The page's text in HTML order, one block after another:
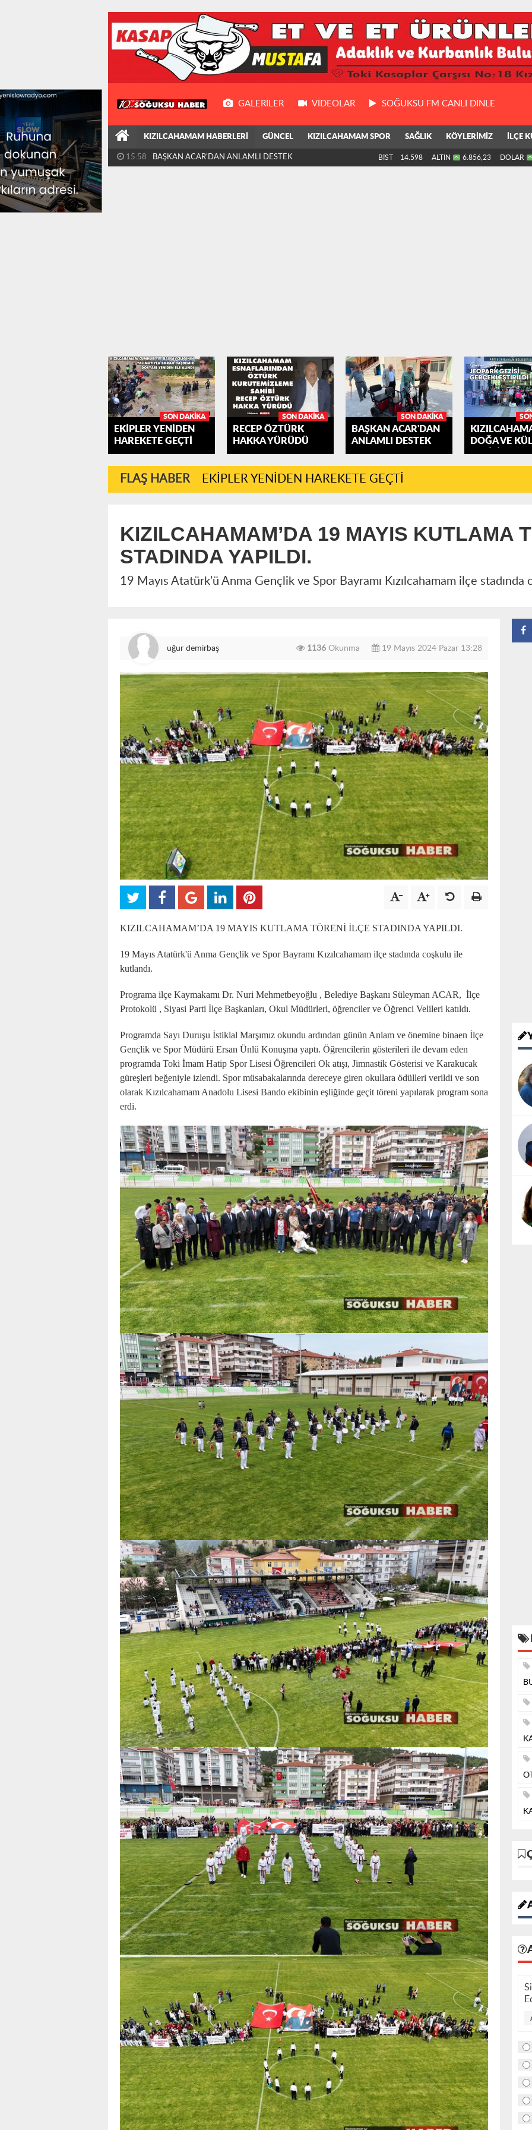
GALERILER VIDEOLAR SOĞUKSU FM CANLI DİNLE
KIZILCAHAMAM HABERLERİ GÜNCEL KIZILCAHAMAM SPOR SAĞLIK KÖYLERİMİZ İLÇE
15:58 BAŞKAN ACAR'DAN ANLAMLI DESTEK BİST 14.598 ALTIN 6.856,23 DOLAR
SON DAKIKA
EKİPLER YENİDEN
HAREKETE GEÇTİ
SON DAKIKA
RECEP ÖZTÜRK
HAKKA YÜRÜDÜ
SON DAKIKA
BAŞKAN ACAR'DAN
ANLAMLI DESTEK
DOĞA VE
GEZİSİ
FLAŞ HABER EKİPLER YENİDEN HAREKETE GEÇTİ
KIZILCAHAMAM’DA 19 MAYIS KUTLAMA
STADINDA YAPILDI.
19 Mayıs Atatürk'ü Anma Gençlik ve Spor Bayramı Kızılcahamam ilçe stadında
uğur demirbaş 19 Mayıs 2024 Pazar 13:28
1136 Okunma
KIZILCAHAMAM’DA 19 MAYIS KUTLAMA TÖRENİ İLÇE STADINDA YAPILDI.
19 Mayıs Atatürk'ü Anma Gençlik ve Spor Bayramı Kızılcahamam ilçe stadında coşkulu ile
kutlandı.
Programa ilçe Kaymakamı Dr. Nuri Mehmetbeyoğlu , Belediye Başkanı Süleyman ACAR, İlçe
Protokolü , Siyasi Parti İlçe Başkanları, Okul Müdürleri, öğrenciler ve Öğrenci Velileri katıldı.
Programda Sayı Duruşu İstiklal Marşımız okundu ardından günün Anlam ve önemine binaen İlçe
Gençlik ve Spor Müdürü Ersan Ünlü Konuşma yaptı. Öğrencilerin gösterileri ile devam eden
programda Toki İmam Hatip Spor Lisesi Öğrencileri Ok atışı, Jimnastik Gösterisi ve Karakucak
güreşleri beğeniyle izlendi. Spor müsabakalarında dereceye giren okullara ödülleri verildi ve son
olarak Kızılcahamam Anadolu Lisesi Bando ekibinin eşliğinde geçit töreni yapılarak program sona
erdi.